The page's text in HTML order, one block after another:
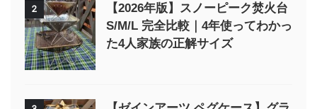
2
【2026年版】スノーピーク焚火台
S/M/L 完全比較｜4年使ってわかっ
た4人家族の正解サイズ